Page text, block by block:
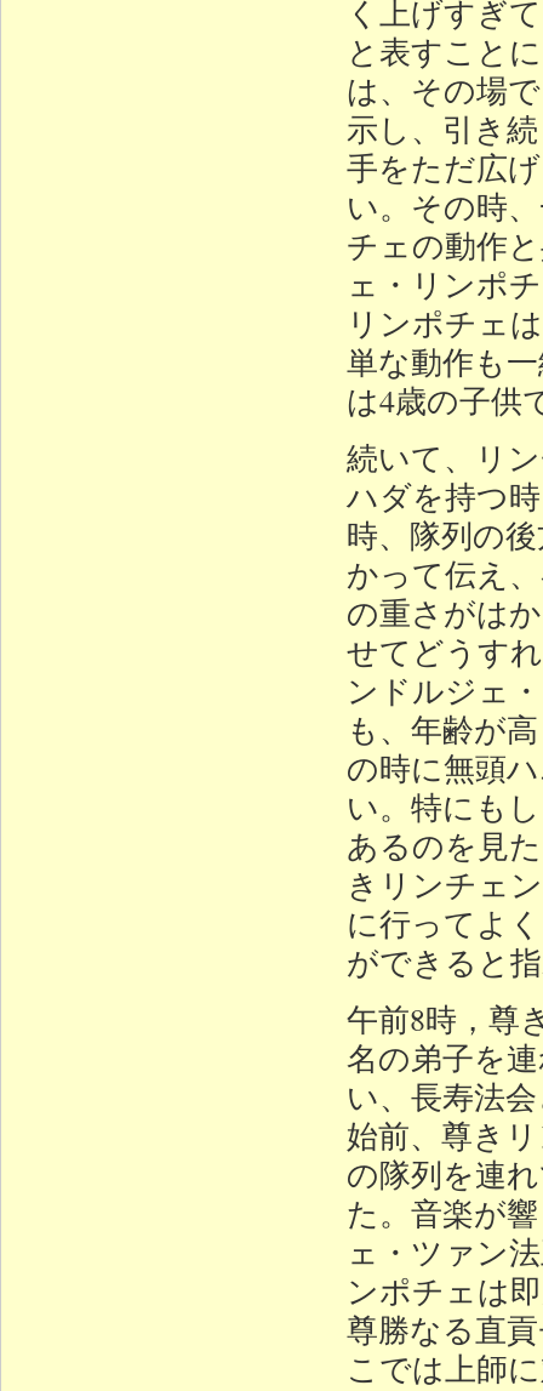
く上げすぎ
と表すこと
は、その場
示し、引き
手をただ広
い。その時
チェの動作
ェ・リンポ
リンポチェ
単な動作も
は4歳の子供
続いて、リ
ハダを持つ
時、隊列の
かって伝え
の重さがは
せてどうす
ンドルジェ
も、年齢が
の時に無頭
い。特にも
あるのを見
きリンチェ
に行ってよ
ができると
午前8時，尊
名の弟子を
い、長寿法
始前、尊き
の隊列を連
た。音楽が
ェ・ツァン
ンポチェは
尊勝なる直
こでは上師